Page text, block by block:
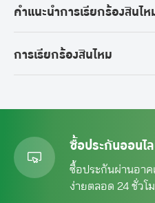
คำแนะนำการเรียกร้องสินไห
การเรียกร้องสินไหม
ซื้อประกันออนไ
ซื้อประกันผ่านอาค
ง่ายตลอด 24 ชั่วโ